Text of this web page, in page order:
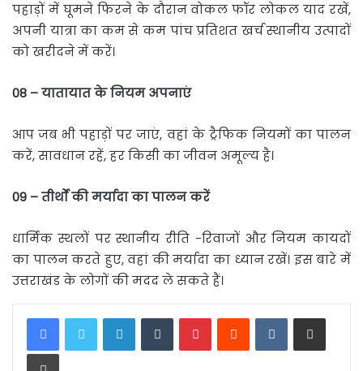
पहाड़ों में घूमने फिरने के दौरान वोकल फॉर लोकल याद रखें,
अपनी यात्रा का कम से कम पांच प्रतिशत खर्च स्थानीय उत्पादों
को खरीदने में करें।
08 –यातायातकेनियम अपनाएं
आप जब भी पहाड़ों पर जाएं, वहां के ट्रैफिक नियमों का पालन
करें, सावधान रहें, हर किसी का जीवन अमूल्य है।
09 –तीर्थोंकीमर्यादाकापालनकरें
धार्मिक स्थलों पर स्थानीय रीति -रिवाजों और नियम कायदों
का पालन करते हुए, वहां की मर्यादा का ध्यान रखें। इस बारे में
उत्तराखंड के लोगों की मदद ले सकते हैं।
LinkedInTumblrPinterestReddit VKontakteShare via Email
Print